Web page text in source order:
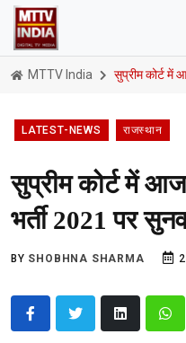
MTTV India सुप्रीम कोर्ट में
LATEST-NEWS राजस्थान
सुप्रीम कोर्ट में
भर्ती 2021 पर
BY SHOBHNA SHARMA